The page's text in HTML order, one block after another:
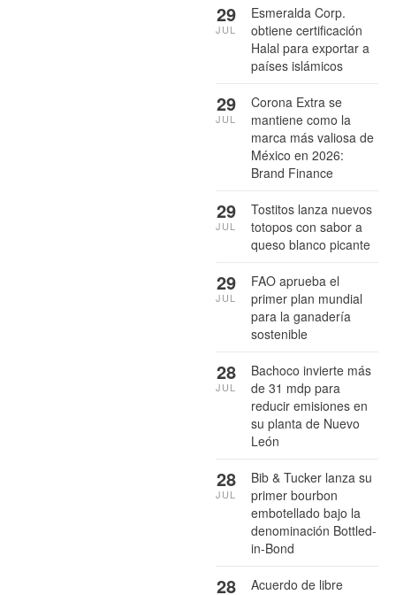
Esmeralda Corp.
obtiene certificación
Halal para exportar a
países islámicos
29
JUL
Corona Extra se
mantiene como la
marca más valiosa de
México en 2026:
Brand Finance
29
JUL
Tostitos lanza nuevos
totopos con sabor a
queso blanco picante
29
JUL
FAO aprueba el
primer plan mundial
para la ganadería
sostenible
29
JUL
Bachoco invierte más
de 31 mdp para
reducir emisiones en
su planta de Nuevo
León
28
JUL
Bib & Tucker lanza su
primer bourbon
embotellado bajo la
denominación Bottled-
in-Bond
28
JUL
Acuerdo de libre
28